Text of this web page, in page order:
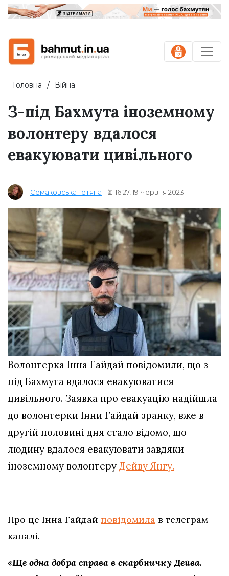
Головна Війна
З-під Бахмута іноземному
волонтеру вдалося
евакуювати цивільного
Семаковська Тетяна 16:27, 19 Червня 2023
Волонтерка Інна Гайдай повідомили, що з-
під Бахмута вдалося евакуюватися
цивільного. Заявка про евакуацію надійшла
до волонтерки Інни Гайдай зранку, вже в
другій половині дня стало відомо, що
людину вдалося евакуювати завдяки
іноземному волонтеру Дейву Янгу.
Про це Інна Гайдай повідомила в телеграм-
каналі.
«Ще одна добра справа в скарбничку Дейва.